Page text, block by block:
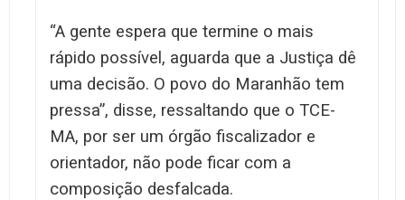
“A gente espera que termine o mais
rápido possível, aguarda que a Justiça dê
uma decisão. O povo do Maranhão tem
pressa”, disse, ressaltando que o TCE-
MA, por ser um órgão fiscalizador e
orientador, não pode ficar com a
composição desfalcada.